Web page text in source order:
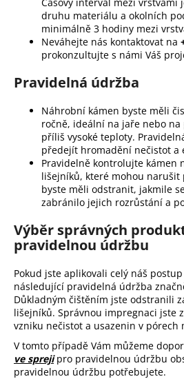
druhu materiálu a okolních
minimálně 3 hodiny mezi
Neváhejte nás kontaktovat na
prokonzultujte s námi Váš
Pravidelná údržba
Náhrobní kámen byste měli
ročně, ideální na jaře nebo
příliš vysoké teploty.
předejít hromadění nečistot a
Pravidelně kontrolujte kámen
lišejníků, které mohou narušit
byste měli odstranit, jakmile
zabránilo jejich rozrůstání a
Výběr správných
pravidelnou údržbu
Pokud jste aplikovali celý náš
následující pravidelná údržba
Důkladným čištěním jste odstranili
lišejníků. Správnou impregnaci jste
vzniku nečistot a usazenin v pórech
V tomto případě Vám můžeme
ve sprejipro pravidelnou údržbu
pravidelnou údržbu potřebujete.